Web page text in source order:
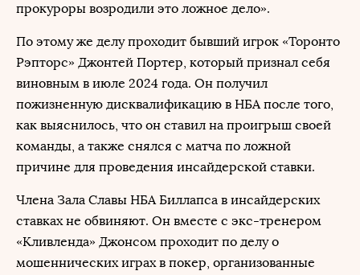
прокуроры возродили это ложное дело».
По этому же делу проходит бывший игрок «Торонто
Рэпторс» Джонтей Портер, который признал себя
виновным в июле 2024 года. Он получил
пожизненную дисквалификацию в НБА после того,
как выяснилось, что он ставил на проигрыш своей
команды, а также снялся с матча по ложной
причине для проведения инсайдерской ставки.
Члена Зала Славы НБА Биллапса в инсайдерских
ставках не обвиняют. Он вместе с экс-тренером
«Кливленда» Джонсом проходит по делу о
мошеннических играх в покер, организованные